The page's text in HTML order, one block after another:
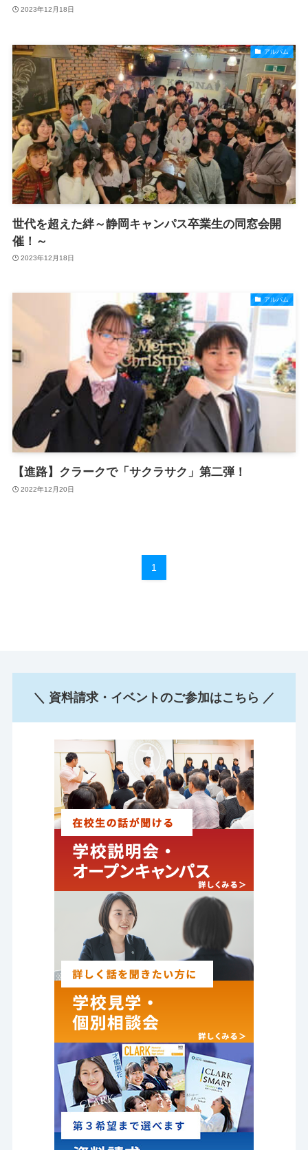
2023年12月18日
アルバム
世代を超えた絆～静岡キャンパス卒業生の同窓会開
催！～
2023年12月18日
アルバム
【進路】クラークで「サクラサク」第二弾！
2022年12月20日
1
＼ 資料請求・イベントのご参加はこちら ／